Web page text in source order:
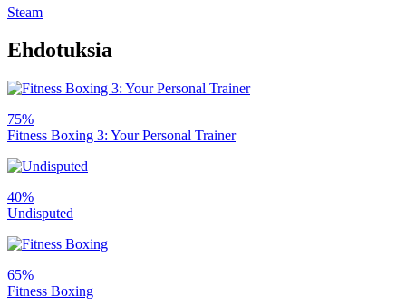
Steam
Ehdotuksia
75%
Fitness Boxing 3: Your Personal Trainer
40%
Undisputed
65%
Fitness Boxing